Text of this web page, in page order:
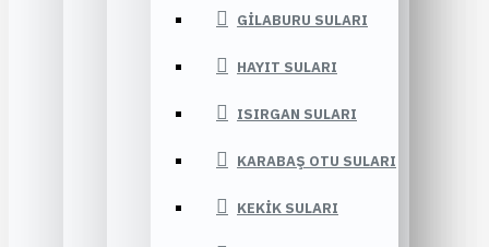
GILABURU SULARI
HAYIT SULARI
ISIRGAN SULARI
KARABAŞ OTU SULARI
KEKIK SULARI